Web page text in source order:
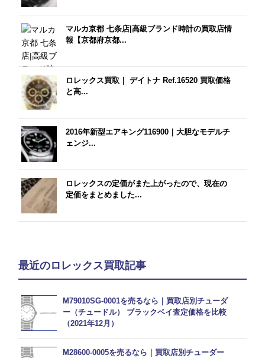
マルカ京都 七条店|高級ブランド時計の買取店情
報【京都府京都...
ロレックス買取｜ デイトナ Ref.16520 買取価格
と高...
2016年新型エアキング116900｜大胆なモデルチ
ェンジ...
ロレックスの定価がまた上がったので、現在の
定価をまとめました...
最近のロレックス買取記事
M79010SG-0001を売るなら｜買取店別チューダ
ー（チュードル） ブラックベイ査定価格を比較
（2021年12月）
M28600-0005を売るなら｜買取店別チューダー